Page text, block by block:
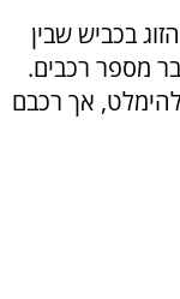
בכביש שבין
מספר רכבים.
להימלט, אך רכבם